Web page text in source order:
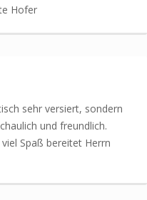
Hofer
sehr versiert, sondern
und freundlich.
Spaß bereitet Herrn